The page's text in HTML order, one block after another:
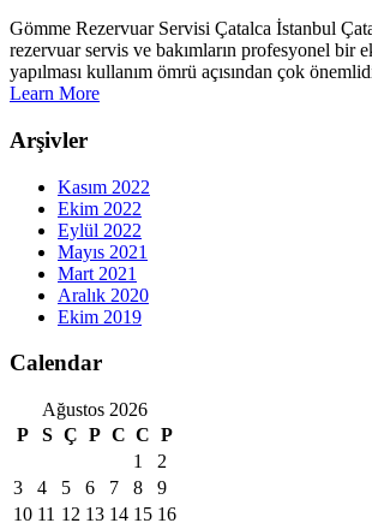
Gömme Rezervuar Servisi Çatalca İstanbul
rezervuar servis ve bakımların profesyonel bir
yapılması kullanım ömrü açısından çok
Learn More
Arşivler
Kasım 2022
Ekim 2022
Eylül 2022
Mayıs 2021
Mart 2021
Aralık 2020
Ekim 2019
Calendar
Ağustos 2026
P
S Ç P C C P
1
2
3
4 5 6 7 8
9
10 11 12 13 14 15 16